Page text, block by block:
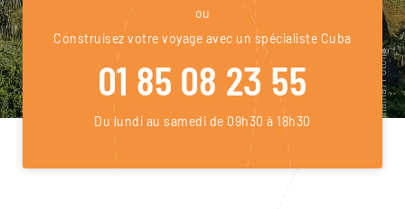
ou
Construisez votre voyage avec un spécialiste Cuba
01 85 08 23 55
Du lundi au samedi de 09h30 à 18h30